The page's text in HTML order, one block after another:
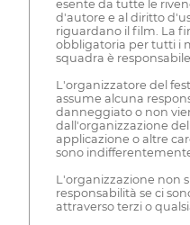
esente da tutte le
d'autore e al diritto
riguardano il film. La
obbligatoria per tutti i
squadra è
L'organizzatore del
assume alcuna
danneggiato o non
dall'organizzazione
applicazione o altre
sono
L'organizzazione non
responsabilità se ci
attraverso terzi o